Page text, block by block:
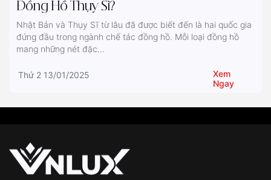
Đồng Hồ Thụy Sĩ?
Nhật Bản và Thụy Sĩ từ lâu đã được biết đến là hai quốc gia
đứng đầu trong ngành chế tác đồng hồ. Mỗi loại đồng hồ
mang những nét đặc...
Thứ 2 13/01/2025
Xem
Ngay